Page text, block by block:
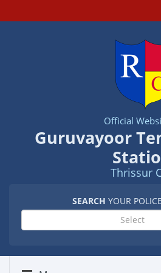
Official
Guruvayoor
Thrissur
SEARCH YOUR
Select